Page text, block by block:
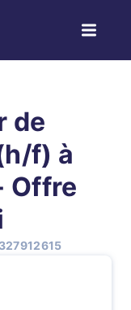
de
f) à
Offre